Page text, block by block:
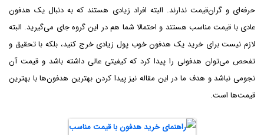
حرفه‌ای و گران‌قیمت ندارند. البته افراد زیادی هستند که به دنبال یک هدفون
عادی با قیمت مناسب هستند و احتمالا شما هم در این گروه جای می‌گیرید. البته
لازم نیست برای خرید یک هدفون خوب پول زیادی خرج کنید، بلکه با تحقیق و
تفحص می‌توان هدفونی را پیدا کرد که کیفیتی عالی داشته باشد و قیمت آن
نجومی نباشد و هدف ما در این مقاله نیز پیدا کردن بهترین هدفون‌ها با بهترین
قیمت‌ها است.